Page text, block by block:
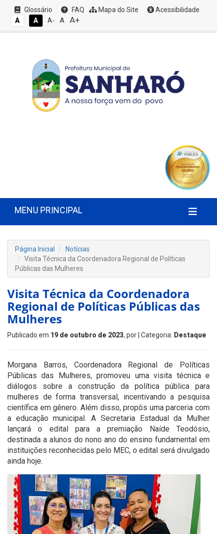
Glossário FAQ Mapa do Site
Acessibilidade
A
A A- A A+
MENU PRINCIPAL
Página Inicial
Notícias
Visita Técnica da Coordenadora Regional de Políticas
Públicas das Mulheres
Visita Técnica da Coordenadora
Regional de Políticas Públicas das
Mulheres
Publicado em 19 de outubro de 2023, por | Categoria: Destaque
Morgana Barros, Coordenadora Regional de Políticas
Públicas das Mulheres, promoveu uma visita técnica e
diálogos sobre a construção da política pública para
mulheres de forma transversal, incentivando a pesquisa
científica em gênero. Além disso, propôs uma parceria com
a educação municipal. A Secretaria Estadual da Mulher
lançará o edital para a premiação Naíde Teodósio,
destinada a alunos do nono ano do ensino fundamental em
instituições reconhecidas pelo MEC, o edital será divulgado
ainda hoje.